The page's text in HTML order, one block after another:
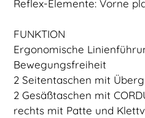
Reflex-Elemente: Vorne
FUNKTION
Ergonomische
Bewegungsfreiheit
2 Seitentaschen mit
2 Gesäßtaschen mit
rechts mit Patte und